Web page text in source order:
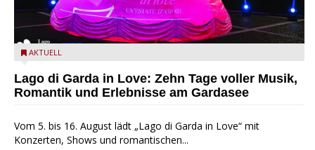
Lago di Garda in Love
AKTUELL
Lago di Garda in Love: Zehn Tage voller Musik,
Romantik und Erlebnisse am Gardasee
Vom 5. bis 16. August lädt „Lago di Garda in Love“ mit
Konzerten, Shows und romantischen...